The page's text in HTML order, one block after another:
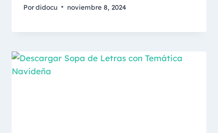
Pordidocu noviembre 8, 2024